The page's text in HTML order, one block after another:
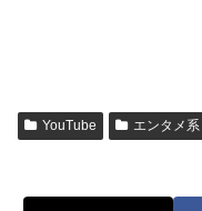
YouTube エンタメ系